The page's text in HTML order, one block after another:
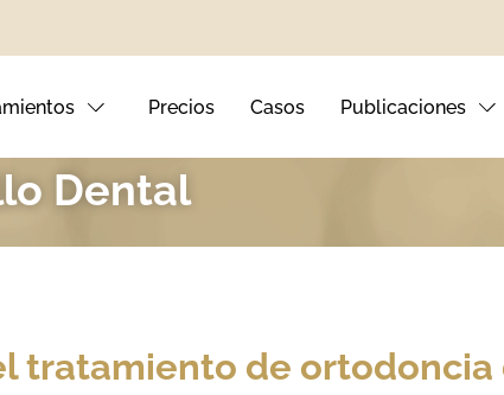
Precios Casos Publicaciones
Dental
tratamiento de